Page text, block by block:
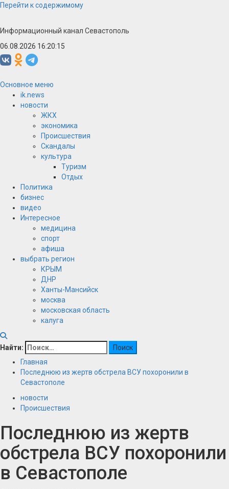
Перейти к содержимому
Информационный канал Севастополь
06.08.2026 16:20:16
Основное меню
ik.news
новости
ЖКХ
экономика
Происшествия
Скандалы
культура
Туризм
Отдых
Политика
бизнес
видео
Интересное
медицина
спорт
афиша
выбрать регион
КРЫМ
ДНР
Ханты-Мансийск
москва
московская область
калуга
Найти:
Главная
Последнюю из жертв обстрела ВСУ похоронили в
Севастополе
новости
Происшествия
Последнюю из жертв
обстрела ВСУ похоронили
в Севастополе